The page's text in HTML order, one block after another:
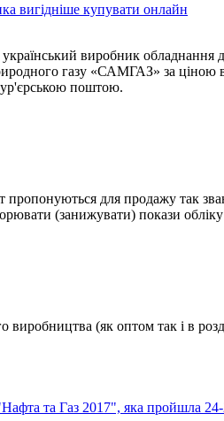
вигідніше купувати онлайн
виробник обладнання
газу «САМГАЗ» за ціною
поштою.
пропонуються для продажу так
(занижувати) покази обліку
виробництва (як оптом так і в
та Газ 2017", яка пройшла